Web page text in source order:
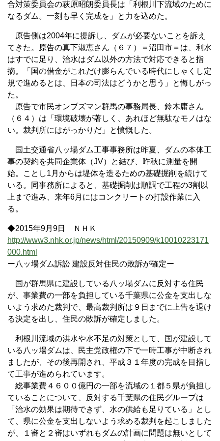
合対策委員会の萩原昭朗委員長は「利根川下流域のために
なるダム。一刻も早く完成を」と力を込めた。
原告側は2004年に提訴し、ダムが必要ないことを訴え
てきた。原告の真下淑恵さん（６７）＝沼田市＝は、利水
はすでに足り、治水はダム以外の方法で対応できると指
摘。「国の借金がこれだけ膨らんでいる時代にしゃくし定
規で進めるとは、日本の司法はどうかと思う」と悔しがっ
た。
原告で市民オンブズマン群馬の事務局長、鈴木庸さん
（６４）は「環境破壊が著しく、あれほど無駄なモノはな
い。裁判所にはがっかりだ」と憤慨した。
国土交通省八ッ場ダム工事事務所は昨夏、ダムの本体工
事の契約を共同企業体（JV）と結び、昨秋に測量を開
始。ことし1月からは堤体を造るための基礎掘削を続けて
いる。同事務所によると、基礎掘削は順調で工程の3割以
上まで進み、来年6月にはコンクリートの打設作業に入
る。
◆2015年9月9日 ＮＨＫ
http://www3.nhk.or.jp/news/html/20150909/k10010223171
000.html
ー八ッ場ダム訴訟 建設反対住民の敗訴が確定ー
国が群馬県に建設している八ッ場ダムに反対する住民
が、事業費の一部を負担している千葉県に公金を支出しな
いよう求めた裁判で、最高裁判所は９日までに上告を退け
る決定を出し、住民の敗訴が確定しました。
利根川流域の洪水や水不足の対策として、国が建設して
いる八ッ場ダムは、民主党政権の下で一時工事が中断され
ましたが、その後再開され、平成３１年度の完成を目指し
て工事が進められています。
総事業費４６００億円の一部を流域の１都５県が負担し
ていることについて、反対する千葉県の住民グループは
「治水の効果は期待できず、水の供給も足りている」とし
て、県に公金を支出しないよう求める裁判を起こしました
が、１審と２審はいずれもダムの計画に問題は無いとして